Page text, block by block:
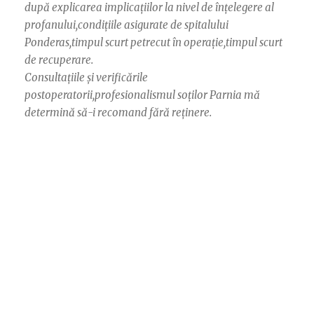
după explicarea implicațiilor la nivel de înțelegere al
profanului,condițiile asigurate de spitalului
Ponderas,timpul scurt petrecut în operație,timpul scurt
de recuperare.
Consultațiile și verificările
postoperatorii,profesionalismul soților Parnia mă
determină să-i recomand fără reținere.